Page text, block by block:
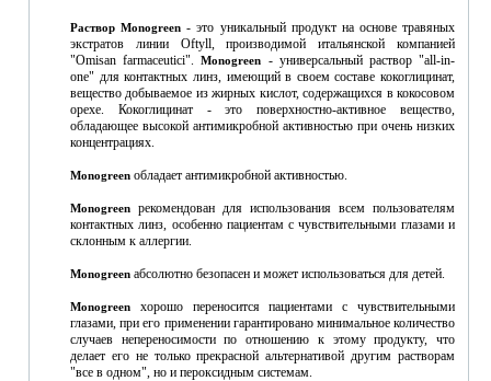
Раствор Monogreen - это уникальный продукт на основе травяных
экстратов линии Oftyll, производимой итальянской компанией
"Omisan farmaceutici".Monogreen - универсальный раствор "all-in-
one" для контактных линз, имеющий в своем составе кокоглицинат,
вещество добываемое из жирных кислот, содержащихся в кокосовом
орехе. Кокоглицинат - это поверхностно-активное вещество,
обладающее высокой антимикробной активностью при очень низких
концентрациях.
Monogreen обладает антимикробной активностью.
Monogreen рекомендован для использования всем пользователям
контактных линз, особенно пациентам с чувствительными глазами и
склонным к аллергии.
Monogreen абсолютно безопасен и может использоваться для детей.
Monogreen хорошо переносится пациентами с чувствительными
глазами, при его применении гарантировано минимальное количество
случаев непереносимости по отношению к этому продукту, что
делает его не только прекрасной альтернативой другим растворам
"все в одном", но и пероксидным системам.